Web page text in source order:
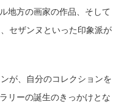
地方の画家の作品、そして
セザンヌといった印象派が
が、自分のコレクションを
リーの誕生のきっかけとな